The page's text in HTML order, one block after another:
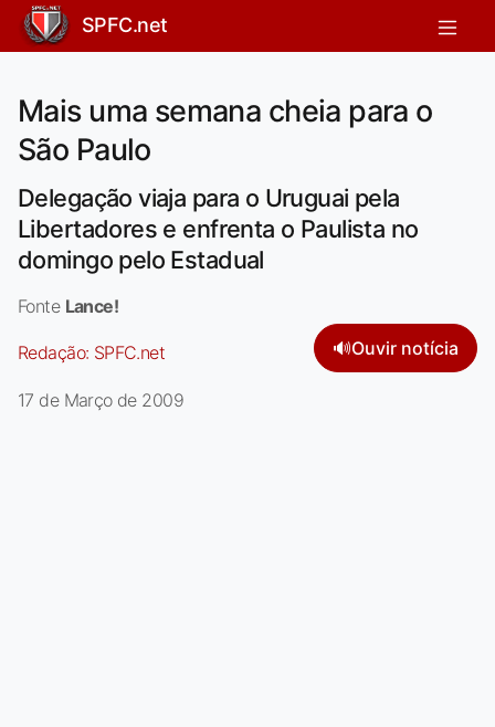
SPFC.net
Mais uma semana cheia para o
São Paulo
Delegação viaja para o Uruguai pela
Libertadores e enfrenta o Paulista no
domingo pelo Estadual
Fonte Lance!
Redação: SPFC.net 🔊Ouvir notícia
17 de Março de 2009